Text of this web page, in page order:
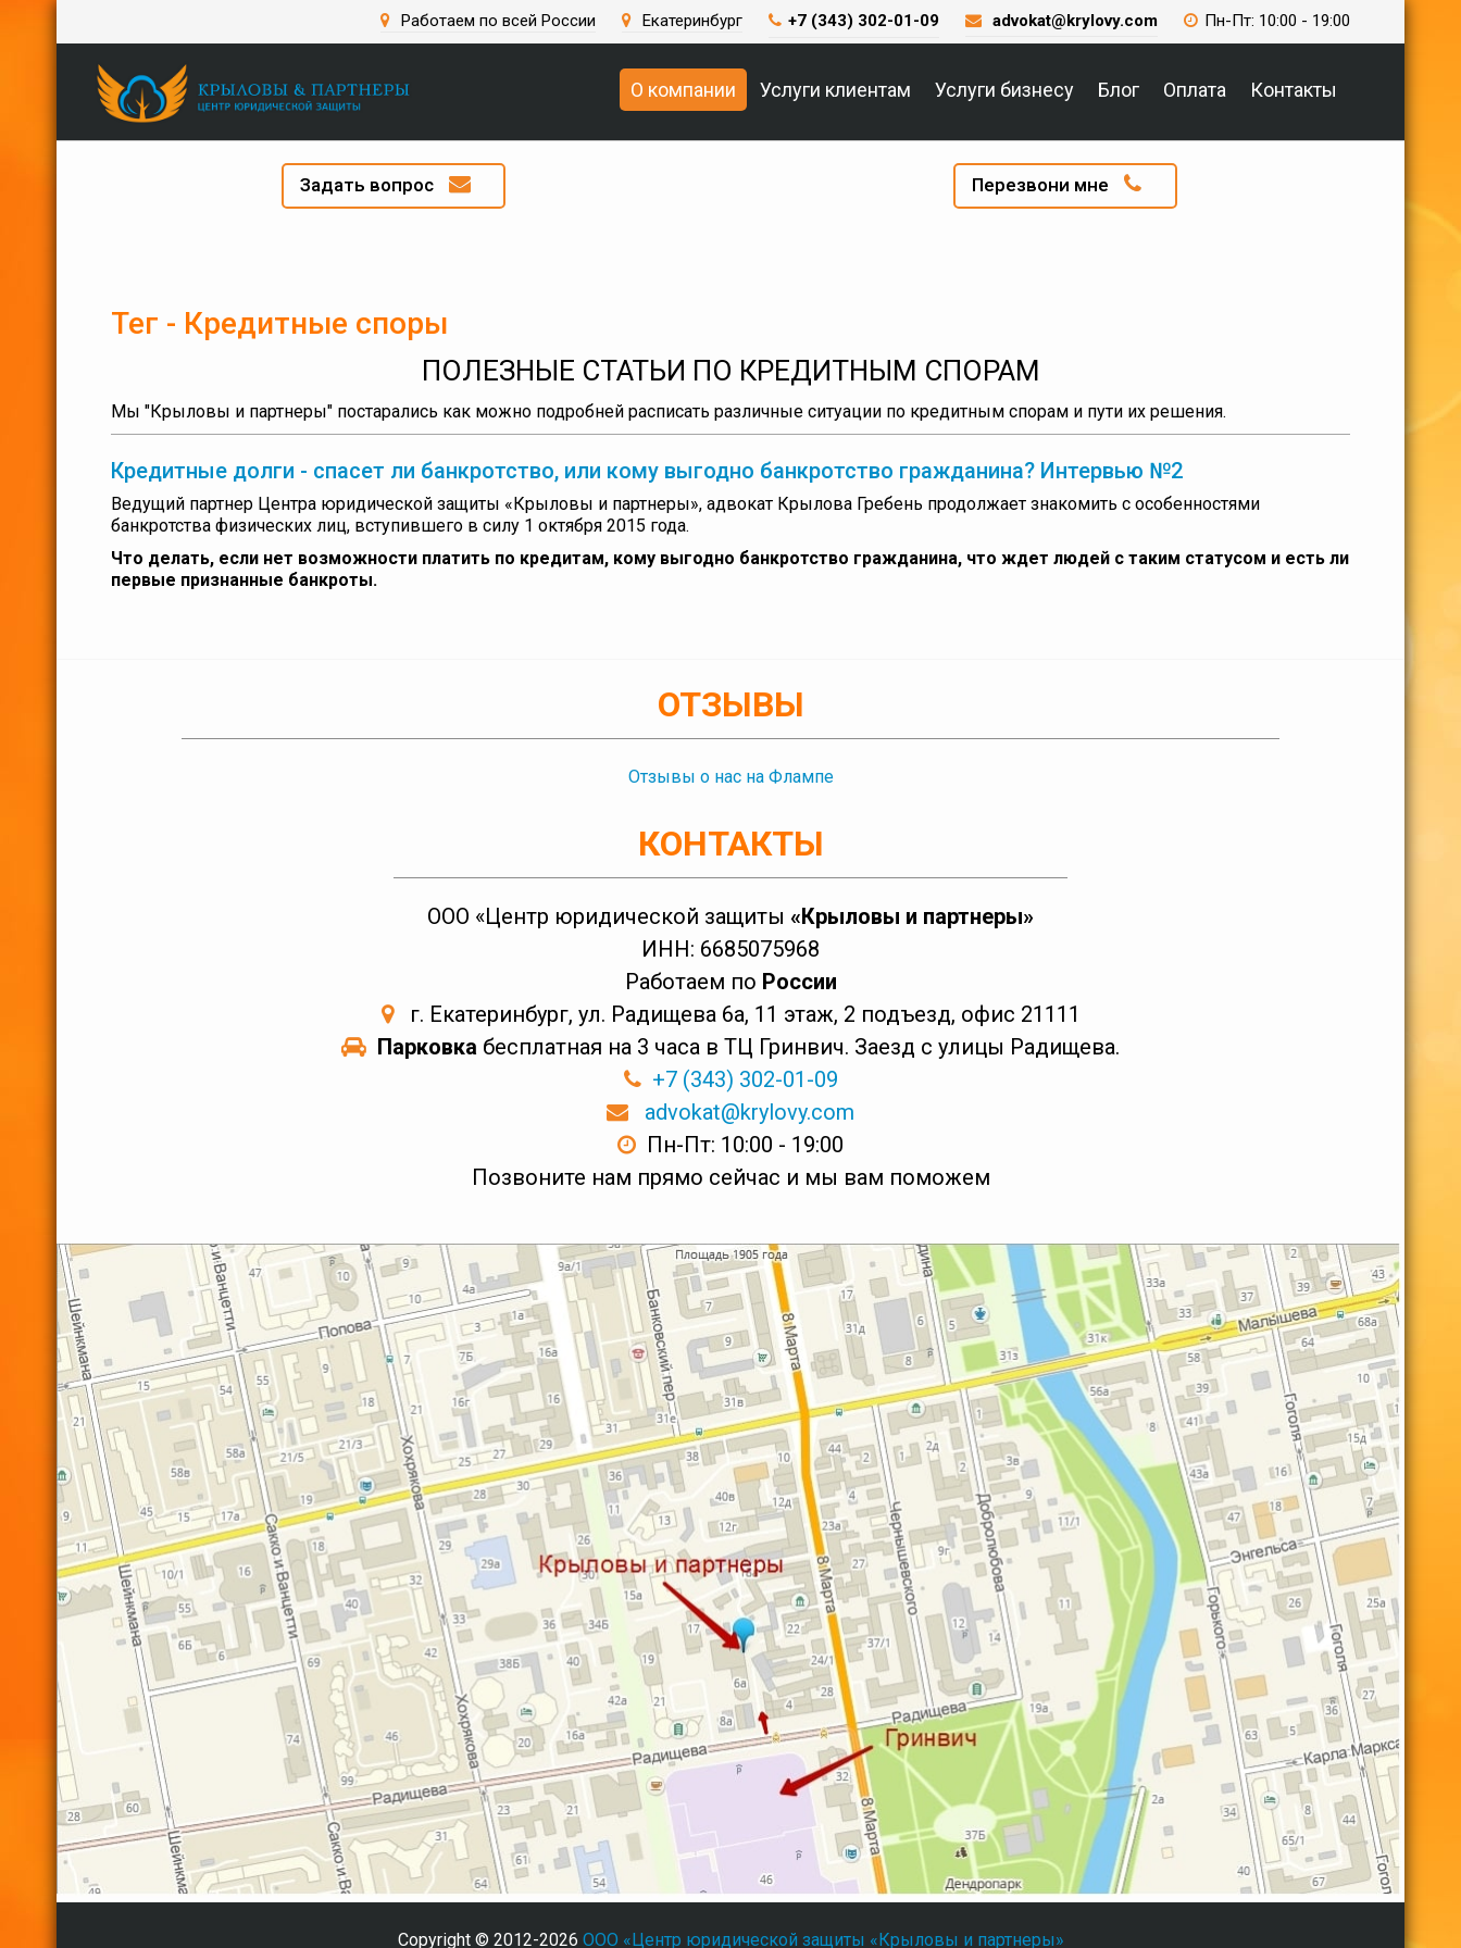
Работаем по всей России Екатеринбург +7 (343) 302-01-09 advokat@krylovy.com Пн-Пт: 10:00 - 19:00
О компании Услуги клиентам Услуги бизнесу Блог Оплата Контакты
Задать вопрос Перезвони мне
Тег - Кредитные споры
ПОЛЕЗНЫЕ СТАТЬИ ПО КРЕДИТНЫМ СПОРАМ
Мы "Крыловы и партнеры" постарались как можно подробней расписать различные ситуации по кредитным спорам и пути их решения.
Кредитные долги - спасет ли банкротство, или кому выгодно банкротство гражданина? Интервью №2
Ведущий партнер Центра юридической защиты «Крыловы и партнеры», адвокат Крылова Гребень продолжает знакомить с особенностями
банкротства физических лиц, вступившего в силу 1 октября 2015 года.
Что делать, если нет возможности платить по кредитам, кому выгодно банкротство гражданина, что ждет людей с таким статусом и есть ли
первые признанные банкроты.
ОТЗЫВЫ
Отзывы о нас на Флампе
КОНТАКТЫ
ООО «Центр юридической защиты «Крыловы и партнеры»
ИНН: 6685075968
Работаем по России
г. Екатеринбург, ул. Радищева 6а, 11 этаж, 2 подъезд, офис 21111
Парковка бесплатная на 3 часа в ТЦ Гринвич. Заезд с улицы Радищева.
+7 (343) 302-01-09
advokat@krylovy.com
Пн-Пт: 10:00 - 19:00
Позвоните нам прямо сейчас и мы вам поможем
Copyright © 2012-2026 ООО «Центр юридической защиты «Крыловы и партнеры»